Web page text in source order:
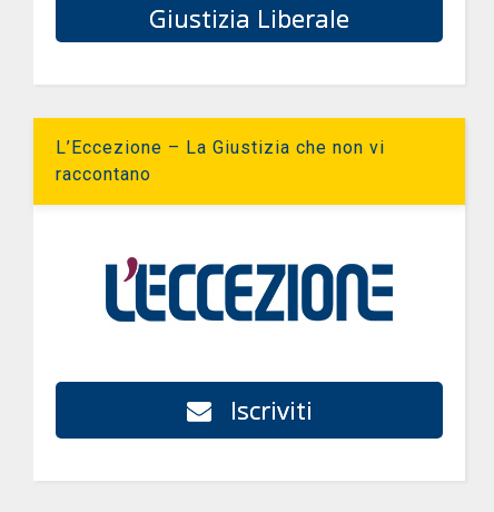
Giustizia Liberale
L’Eccezione – La Giustizia che non vi
raccontano
Iscriviti